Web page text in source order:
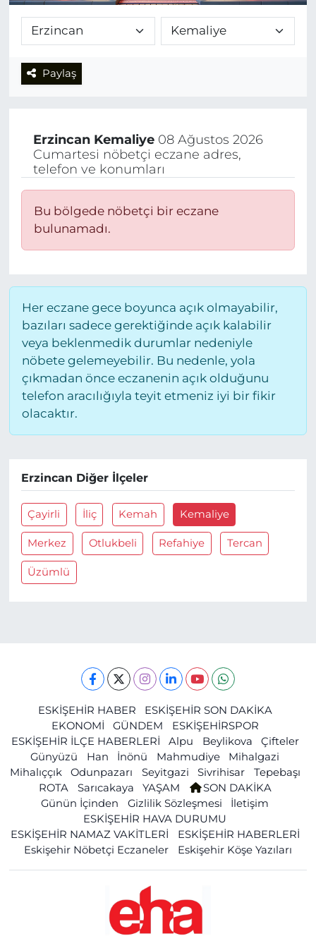
Paylaş
Erzincan Kemaliye08 Ağustos 2026
Cumartesi nöbetçi eczane adres,
telefon ve konumları
Bu bölgede nöbetçi bir eczane
bulunamadı.
Her eczane gece boyunca açık olmayabilir,
bazıları sadece gerektiğinde açık kalabilir
veya beklenmedik durumlar nedeniyle
nöbete gelemeyebilir. Bu nedenle, yola
çıkmadan önce eczanenin açık olduğunu
telefon aracılığıyla teyit etmeniz iyi bir fikir
olacaktır.
Erzincan Diğer İlçeler
Çayirli İliç Kemah Kemaliye
Merkez Otlukbeli Refahiye Tercan
Üzümlü
ESKİŞEHİR HABER
ESKİŞEHİR SON DAKİKA
EKONOMİ
GÜNDEM
ESKİŞEHİRSPOR
ESKİŞEHİR İLÇE HABERLERİ
Alpu Beylikova
Çifteler
Günyüzü
Han İnönü Mahmudiye
Mihalgazi
Mihalıççık
Odunpazarı Seyitgazi Sivrihisar
Tepebaşı
ROTA
Sarıcakaya YAŞAM
SON DAKİKA
Günün İçinden
Gizlilik Sözleşmesi
İletişim
ESKİŞEHİR HAVA DURUMU
ESKİŞEHİR NAMAZ VAKİTLERİ
ESKİŞEHİR HABERLERİ
Eskişehir Nöbetçi Eczaneler
Eskişehir Köşe Yazıları